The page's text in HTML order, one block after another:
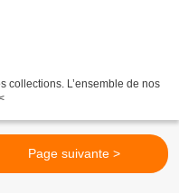
collections. L’ensemble de nos
Page suivante >